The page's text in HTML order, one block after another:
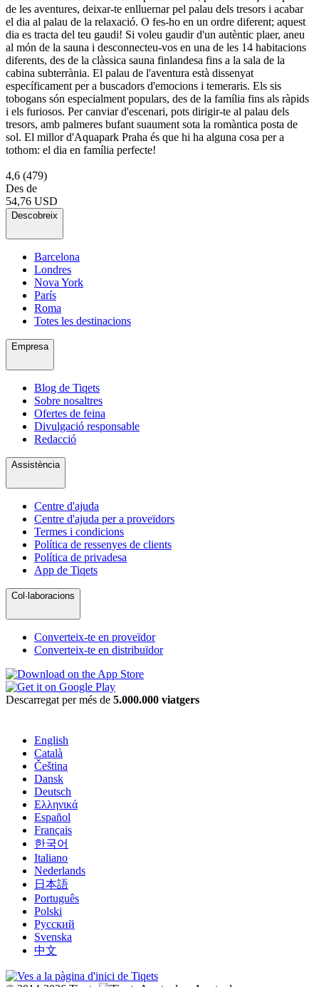
de les aventures, deixar-te enlluernar pel palau dels tresors i acabar
el dia al palau de la relaxació. O fes-ho en un ordre diferent; aquest
dia es tracta del teu gaudi! Si voleu gaudir d'un autèntic plaer, aneu
al món de la sauna i desconnecteu-vos en una de les 14 habitacions
diferents, des de la clàssica sauna finlandesa fins a la sala de la
cabina subterrània. El palau de l'aventura està dissenyat
específicament per a buscadors d'emocions i temeraris. Els sis
tobogans són especialment populars, des de la família fins als ràpids
i els furiosos. Per canviar d'escenari, pots dirigir-te al palau dels
tresors, amb palmeres bufant suaument sota la romàntica posta de
sol. El millor d'Aquapark Praha és que hi ha alguna cosa per a
tothom: el dia en família perfecte!
4,6 (479)
Des de
54,76 USD
Descobreix
Barcelona
Londres
Nova York
París
Roma
Totes les destinacions
Empresa
Blog de Tiqets
Sobre nosaltres
Ofertes de feina
Divulgació responsable
Redacció
Assistència
Centre d'ajuda
Centre d'ajuda per a proveïdors
Termes i condicions
Política de ressenyes de clients
Política de privadesa
App de Tiqets
Col·laboracions
Converteix-te en proveïdor
Converteix-te en distribuïdor
Descarregat per més de 5.000.000 viatgers
English
Català
Čeština
Dansk
Deutsch
Ελληνικά
Español
Français
한국어
Italiano
Nederlands
日本語
Português
Polski
Русский
Svenska
中文